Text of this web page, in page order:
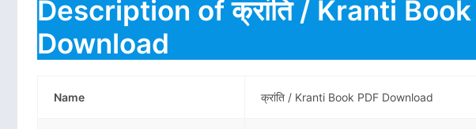
Description of क्रांति / Kranti Book
Download
Name क्रांति / Kranti Book PDF Download